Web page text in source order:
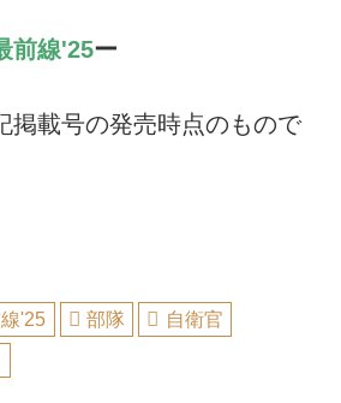
前線'25ー
掲載号の発売時点のもので
'25 部隊
自衛官